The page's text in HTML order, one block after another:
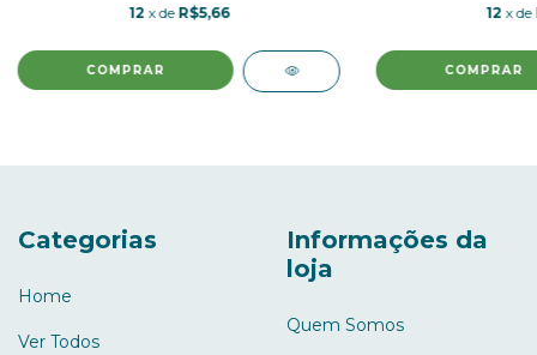
12 x de R$5,66
COMPRAR
12 x de
COMPRAR
Categorias
Home
Ver Todos
Informações da
loja
Quem Somos